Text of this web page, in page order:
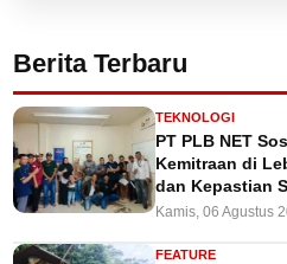
Berita Terbaru
TEKNOLOGI
PT PLB NET
Kemitraan di
dan Kepastian
Kamis, 06 Agustus
FEATURE